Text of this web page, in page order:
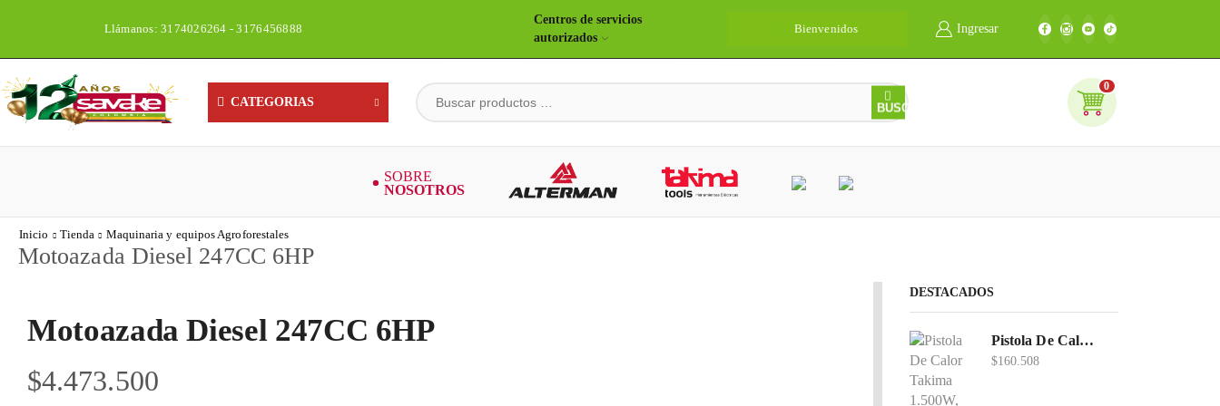
Llámanos: 3174026264 - 3176456888
Centros de servicios
autorizados
Bienvenidos Unidos construyendo país
Ingresar
CATEGORIAS BUSCAR
0
0
Inicio Tienda Maquinaria y equipos Agroforestales
Motoazada Diesel 247CC 6HP
Motoazada Diesel 247CC 6HP
$4.473.500
DESTACADOS
Pistola De Calor Takima 1.500W, Tkhg-1500.
$160.508